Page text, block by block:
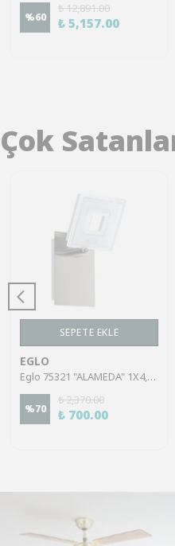
%60
₺ 12,891.00
₺ 5,157.00
Çok
SEPETE EKLE
EGLO
Eglo 75321 "ALAMEDA" 1X4,5W Çelik Nikel Mat Sıva Üstü Spot
%70
₺ 2,370.00
₺ 700.00